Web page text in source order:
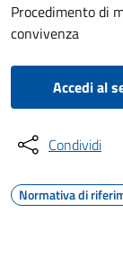
Procedimento di
convivenza
Accedi al
Condividi
Normativa di